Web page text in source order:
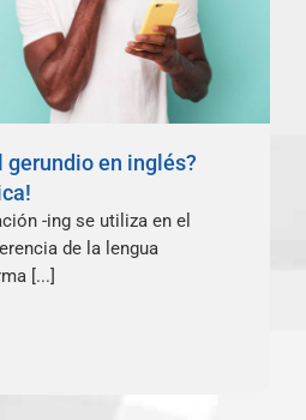
en inglés?
-ing se utiliza en el
de la lengua
[...]